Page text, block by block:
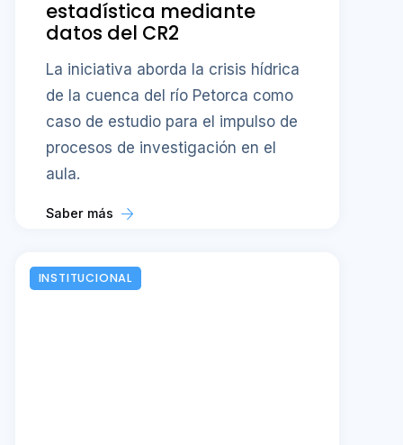
estadística mediante
datos del CR2
La iniciativa aborda la crisis hídrica
de la cuenca del río Petorca como
caso de estudio para el impulso de
procesos de investigación en el
aula.
Saber más
INSTITUCIONAL